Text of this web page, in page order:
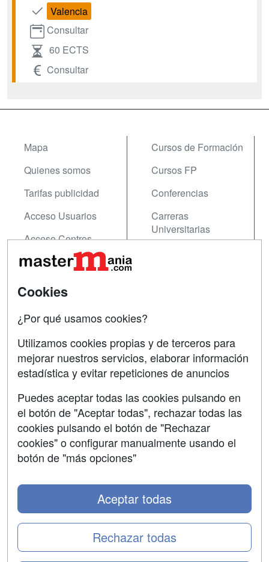
Valencia
Consultar
60 ECTS
Consultar
Mapa
Quienes somos
Tarifas publicidad
Acceso Usuarios
Acceso Centros
Cursos de Formación
Cursos FP
Conferencias
Carreras
Universitarias
Contactar
Copyleft
Grupo formazion:
Cookies
¿Por qué usamos cookies?
Utilizamos cookies propias y de terceros para
mejorar nuestros servicios, elaborar información
estadística y evitar repeticiones de anuncios
Puedes aceptar todas las cookies pulsando en
el botón de "Aceptar todas", rechazar todas las
cookies pulsando el botón de "Rechazar
cookies" o configurar manualmente usando el
botón de "más opciones"
Rechazar todas
Aceptar todas